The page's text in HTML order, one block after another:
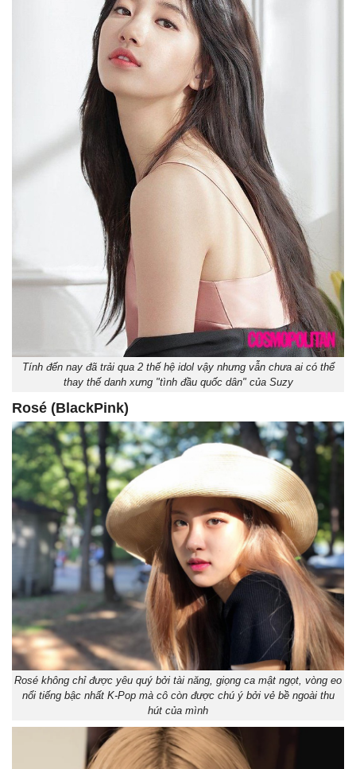
Tính đến nay đã trải qua 2 thế hệ idol vậy nhưng vẫn chưa ai có thể
thay thế danh xưng "tình đầu quốc dân" của Suzy
Rosé (BlackPink)
Rosé không chỉ được yêu quý bởi tài năng, giọng ca mật ngọt, vòng eo
nổi tiếng bậc nhất K-Pop mà cô còn được chú ý bởi vẻ bề ngoài thu
hút của mình